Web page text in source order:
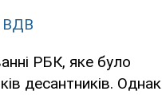
ВДВ
РБК, яке було
десантників. Однак